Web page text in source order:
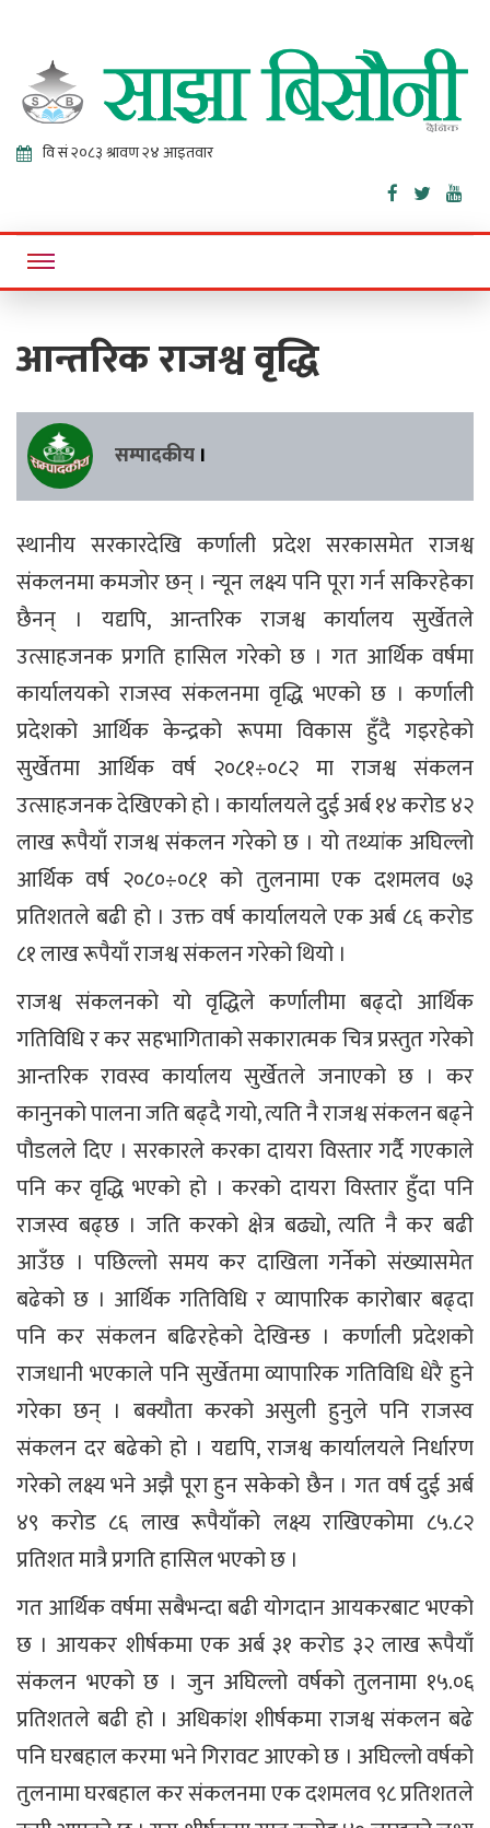
Sajha
Bisaunee
Online News Portal
आन्तरिक राजश्व वृद्धि
सम्पादकीय ।
स्थानीय सरकारदेखि कर्णाली प्रदेश सरकासमेत राजश्व
संकलनमा कमजोर छन् । न्यून लक्ष्य पनि पूरा गर्न सकिरहेका
छैनन् । यद्यपि, आन्तरिक राजश्व कार्यालय सुर्खेतले
उत्साहजनक प्रगति हासिल गरेको छ । गत आर्थिक वर्षमा
कार्यालयको राजस्व संकलनमा वृद्धि भएको छ । कर्णाली
प्रदेशको आर्थिक केन्द्रको रूपमा विकास हुँदै गइरहेको
सुर्खेतमा आर्थिक वर्ष २०८१÷०८२ मा राजश्व संकलन
उत्साहजनक देखिएको हो । कार्यालयले दुई अर्ब १४ करोड ४२
लाख रूपैयाँ राजश्व संकलन गरेको छ । यो तथ्यांक अघिल्लो
आर्थिक वर्ष २०८०÷०८१ को तुलनामा एक दशमलव ७३
प्रतिशतले बढी हो । उक्त वर्ष कार्यालयले एक अर्ब ८६ करोड
८१ लाख रूपैयाँ राजश्व संकलन गरेको थियो ।
राजश्व संकलनको यो वृद्धिले कर्णालीमा बढ्दो आर्थिक
गतिविधि र कर सहभागिताको सकारात्मक चित्र प्रस्तुत गरेको
आन्तरिक रावस्व कार्यालय सुर्खेतले जनाएको छ । कर
कानुनको पालना जति बढ्दै गयो, त्यति नै राजश्व संकलन बढ्ने
पौडलले दिए । सरकारले करका दायरा विस्तार गर्दै गएकाले
पनि कर वृद्धि भएको हो । करको दायरा विस्तार हुँदा पनि
राजस्व बढ्छ । जति करको क्षेत्र बढ्यो, त्यति नै कर बढी
आउँछ । पछिल्लो समय कर दाखिला गर्नेको संख्यासमेत
बढेको छ । आर्थिक गतिविधि र व्यापारिक कारोबार बढ्दा
पनि कर संकलन बढिरहेको देखिन्छ । कर्णाली प्रदेशको
राजधानी भएकाले पनि सुर्खेतमा व्यापारिक गतिविधि धेरै हुने
गरेका छन् । बक्यौता करको असुली हुनुले पनि राजस्व
संकलन दर बढेको हो । यद्यपि, राजश्व कार्यालयले निर्धारण
गरेको लक्ष्य भने अझै पूरा हुन सकेको छैन । गत वर्ष दुई अर्ब
४९ करोड ८६ लाख रूपैयाँको लक्ष्य राखिएकोमा ८५.८२
प्रतिशत मात्रै प्रगति हासिल भएको छ ।
गत आर्थिक वर्षमा सबैभन्दा बढी योगदान आयकरबाट भएको
छ । आयकर शीर्षकमा एक अर्ब ३१ करोड ३२ लाख रूपैयाँ
संकलन भएको छ । जुन अघिल्लो वर्षको तुलनामा १५.०६
प्रतिशतले बढी हो । अधिकांश शीर्षकमा राजश्व संकलन बढे
पनि घरबहाल करमा भने गिरावट आएको छ । अघिल्लो वर्षको
तुलनामा घरबहाल कर संकलनमा एक दशमलव ९८ प्रतिशतले